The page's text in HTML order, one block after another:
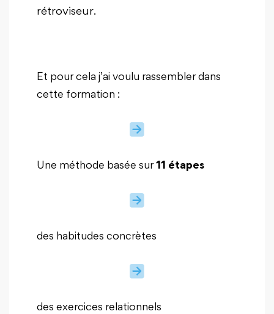
rétroviseur.
Et pour cela j’ai voulu rassembler dans
cette formation :
Une méthode basée sur11 étapes
des habitudes concrètes
des exercices relationnels